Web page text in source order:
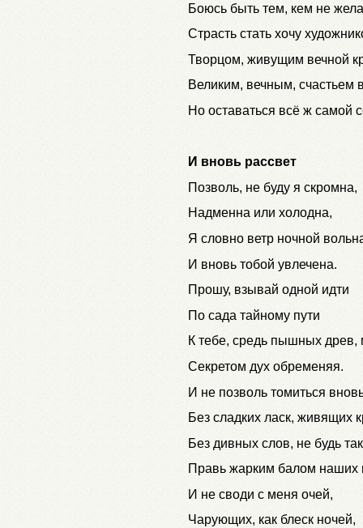
Боюсь быть тем, кем не
Страсть стать хочу
Творцом, живущим вечной
Великим, вечным, счастьем
Но оставаться всё ж самой
И вновь рассвет
Позволь, не буду я скромна,
Надменна или холодна,
Я словно ветр ночной
И вновь тобой увлечена.
Прошу, взывай одной идти
По сада тайному пути
К тебе, средь пышных древ,
Секретом дух обременяя.
И не позволь томиться
Без сладких ласк, живящих
Без дивных слов, не будь
Правь жарким балом наших
И не своди с меня очей,
Чарующих, как блеск ночей,